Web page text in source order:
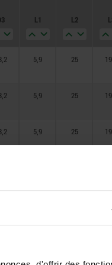
L1 L2
5,9 25
5,9 25
5,9 25